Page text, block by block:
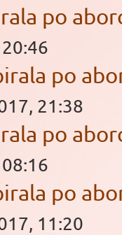
po
po
21:38
po
po
11:20